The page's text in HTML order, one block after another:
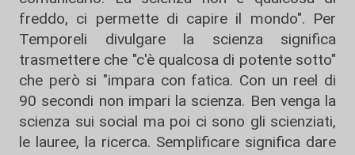
freddo, ci permette di capire il mondo". Per
Temporeli divulgare la scienza significa
trasmettere che "c'è qualcosa di potente sotto"
che però si "impara con fatica. Con un reel di
90 secondi non impari la scienza. Ben venga la
scienza sui social ma poi ci sono gli scienziati,
le lauree, la ricerca. Semplificare significa dare